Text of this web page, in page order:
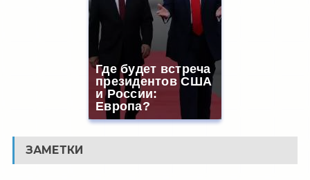
Где будет встреча
президентов США
и России:
Европа?
ЗАМЕТКИ